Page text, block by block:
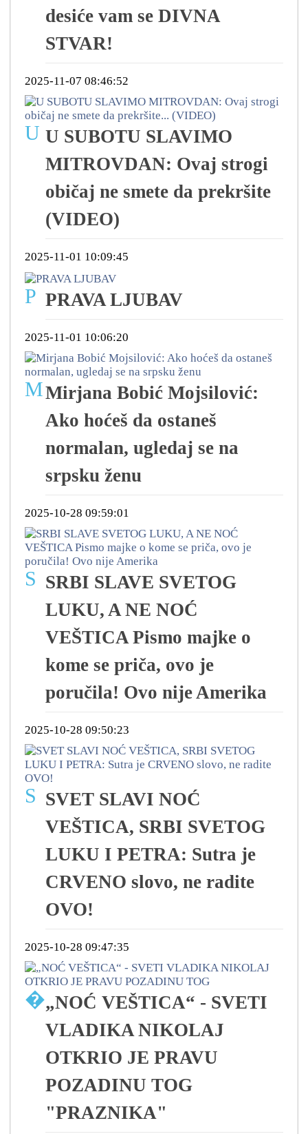
desiće vam se DIVNA
STVAR!
2025-11-07 08:46:52
U U SUBOTU SLAVIMO
MITROVDAN: Ovaj strogi
običaj ne smete da prekršite
(VIDEO)
2025-11-01 10:09:45
P PRAVA LJUBAV
2025-11-01 10:06:20
MMirjana Bobić Mojsilović:
Ako hoćeš da ostaneš
normalan, ugledaj se na
srpsku ženu
2025-10-28 09:59:01
S SRBI SLAVE SVETOG
LUKU, A NE NOĆ
VEŠTICA Pismo majke o
kome se priča, ovo je
poručila! Ovo nije Amerika
2025-10-28 09:50:23
S SVET SLAVI NOĆ
VEŠTICA, SRBI SVETOG
LUKU I PETRA: Sutra je
CRVENO slovo, ne radite
OVO!
2025-10-28 09:47:35
�„NOĆ VEŠTICA“ - SVETI
VLADIKA NIKOLAJ
OTKRIO JE PRAVU
POZADINU TOG
"PRAZNIKA"